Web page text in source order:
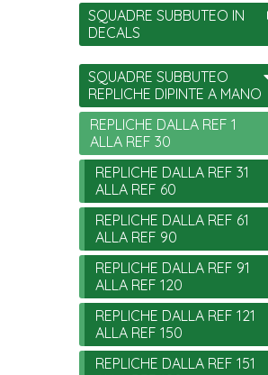
SQUADRE SUBBUTEO IN
DECALS
SQUADRE SUBBUTEO
REPLICHE DIPINTE A MANO
REPLICHE DALLA REF 1
ALLA REF 30
REPLICHE DALLA REF 31
ALLA REF 60
REPLICHE DALLA REF 61
ALLA REF 90
REPLICHE DALLA REF 91
ALLA REF 120
REPLICHE DALLA REF 121
ALLA REF 150
REPLICHE DALLA REF 151